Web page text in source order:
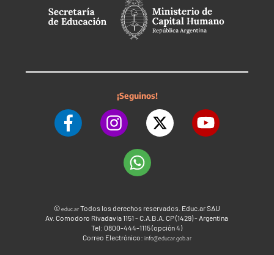
¡Seguinos!
©educ.arTodos los derechos reservados. Educ.ar SAU
Av. Comodoro Rivadavia 1151 - C.A.B.A. CP (1429) - Argentina
Tel: 0800-444-1115 (opción 4)
Correo Electrónico: info@educar.gob.ar